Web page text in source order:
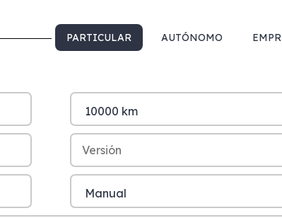
PARTICULAR AUTÓNOMO